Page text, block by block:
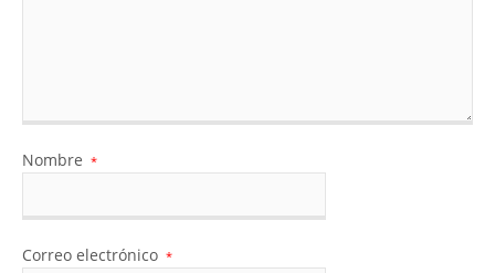
Nombre *
Correo electrónico *